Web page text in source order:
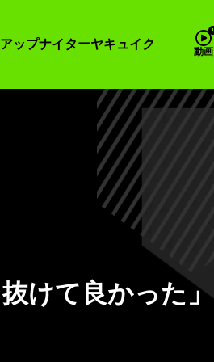
ップナイターヤキュイク
動画
けて良かった」